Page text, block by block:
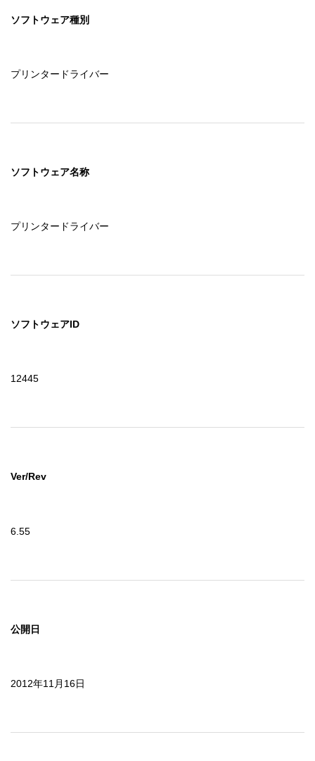
セイコーエプソン株式会社に帰属します。
ソフトウェア種別
プリンタードライバー
ソフトウェア名称
プリンタードライバー
ソフトウェアID
12445
Ver/Rev
6.55
公開日
2012年11月16日